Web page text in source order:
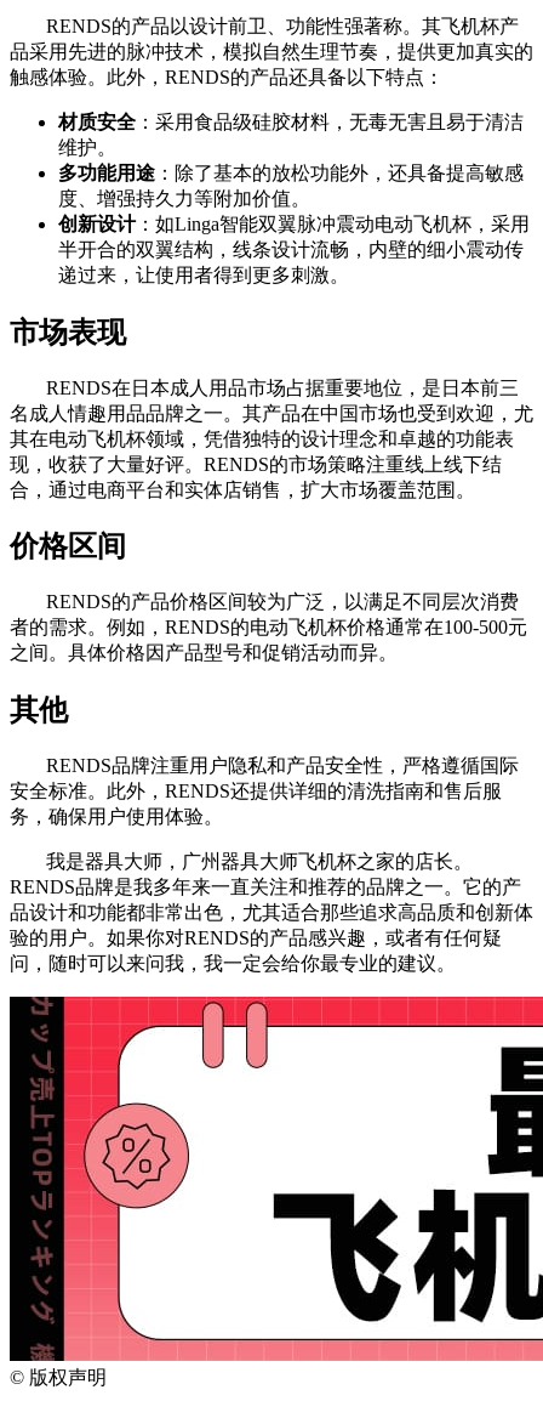
RENDS的产品以设计前卫、功能性强著称。其飞机杯产
品采用先进的脉冲技术，模拟自然生理节奏，提供更加真实的
触感体验。此外，RENDS的产品还具备以下特点：
材质安全 ：采用食品级硅胶材料，无毒无害且易于清洁
维护。
多功能用途 ：除了基本的放松功能外，还具备提高敏感
度、增强持久力等附加价值。
创新设计：如Linga智能双翼脉冲震动电动飞机杯，采用
半开合的双翼结构，线条设计流畅，内壁的细小震动传
递过来，让使用者得到更多刺激。
市场表现
RENDS在日本成人用品市场占据重要地位，是日本前三
名成人情趣用品品牌之一。其产品在中国市场也受到欢迎，尤
其在电动飞机杯领域，凭借独特的设计理念和卓越的功能表
现，收获了大量好评。RENDS的市场策略注重线上线下结
合，通过电商平台和实体店销售，扩大市场覆盖范围。
价格区间
RENDS的产品价格区间较为广泛，以满足不同层次消费
者的需求。例如，RENDS的电动飞机杯价格通常在100-500元
之间。具体价格因产品型号和促销活动而异。
其他
RENDS品牌注重用户隐私和产品安全性，严格遵循国际
安全标准。此外，RENDS还提供详细的清洗指南和售后服
务，确保用户使用体验。
我是器具大师，广州器具大师飞机杯之家的店长。
RENDS品牌是我多年来一直关注和推荐的品牌之一。它的产
品设计和功能都非常出色，尤其适合那些追求高品质和创新体
验的用户。如果你对RENDS的产品感兴趣，或者有任何疑
问，随时可以来问我，我一定会给你最专业的建议。
© 版权声明